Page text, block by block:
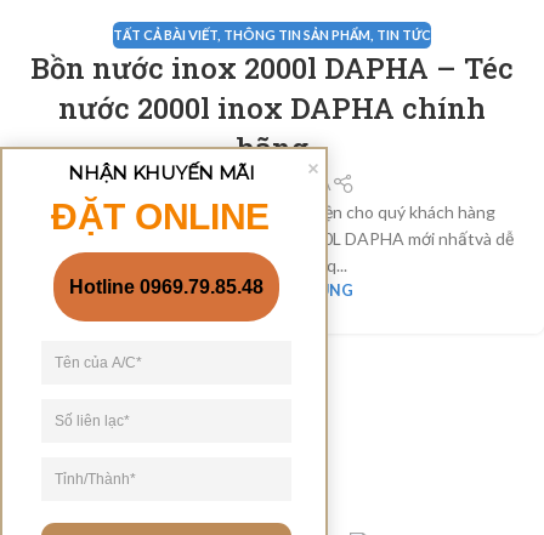
TẤT CẢ BÀI VIẾT THÔNG TIN SẢN PHẨM TIN TỨC
Bồn nước inox 2000l DAPHA – Téc
nước 2000l inox DAPHA chính
hãng
Bồn INOX DAPHA
Xin chào quý khách hàng, để thuận tiện cho quý khách hàng
tham khảo bảng giá bồn nước inox 2000L DAPHA mới nhấtvà dễ
thuận tiện trong q...
XEM THÊM NỘI DUNG
NHẬN KHUYẾN MÃI
ĐẶT ONLINE
Hotline 0969.79.85.48